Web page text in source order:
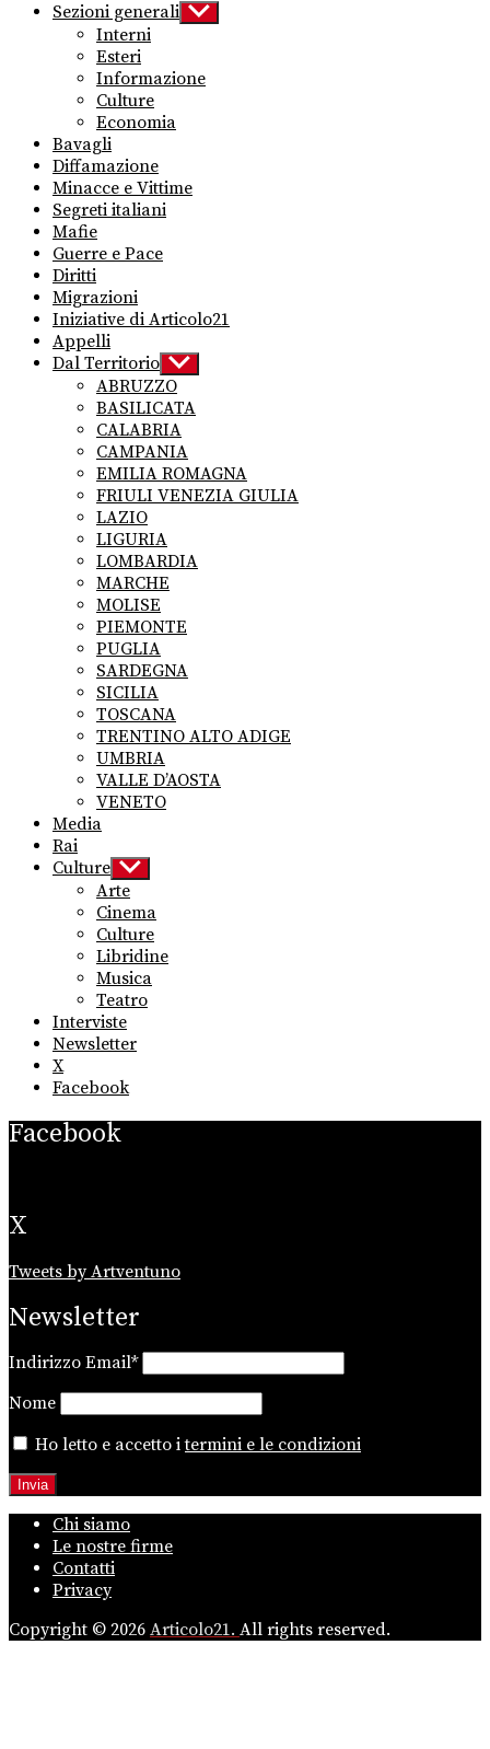
Sezioni generali Show
sub
Interni
Esteri
Informazione
Culture
Economia
Bavagli
Diffamazione
Minacce e Vittime
Segreti italiani
Mafie
Guerre e Pace
Diritti
Migrazioni
Iniziative di Articolo21
Appelli
Dal Territorio Show
sub
menu
ABRUZZO
BASILICATA
CALABRIA
CAMPANIA
EMILIA ROMAGNA
FRIULI VENEZIA GIULIA
LAZIO
LIGURIA
LOMBARDIA
MARCHE
MOLISE
PIEMONTE
PUGLIA
SARDEGNA
SICILIA
TOSCANA
TRENTINO ALTO ADIGE
UMBRIA
VALLE D’AOSTA
VENETO
Media
Rai
Culture Show
sub
menu
Arte
Cinema
Culture
Libridine
Musica
Teatro
Interviste
Newsletter
X
Facebook
Facebook
X
Tweets by Artventuno
Newsletter
Indirizzo Email*
Nome
Ho letto e accetto itermini e le condizioni
Chi siamo
Le nostre firme
Contatti
Privacy
Copyright © 2026 Articolo21. All rights reserved.